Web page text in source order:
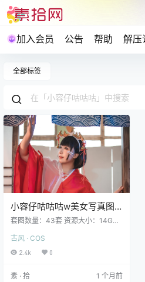
加入会员 公告 帮助 解压
全部标签
小容仔咕咕咕w美女写真图
集合集下载43套 14GB
套图数量：43套 资源大小：14GB
百合兔女郎同人 [40P 218M] 完整
版目录 小容仔咕咕咕w NO.042 学
[50P 472M] 小容仔咕咕咕w NO.04
古风 · COS
2.4k 0
素 · 拾 1 个月前